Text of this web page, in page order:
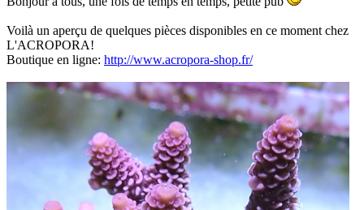
Voilà un aperçu de quelques pièces disponibles en ce moment chez
L'ACROPORA!
Boutique en ligne: http://www.acropora-shop.fr/